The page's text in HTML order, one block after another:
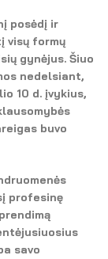
posėdį ir
visų formų
gynėjus. Šiuo
nedelsiant,
10 d. įvykius,
buvo
profesinę
savo